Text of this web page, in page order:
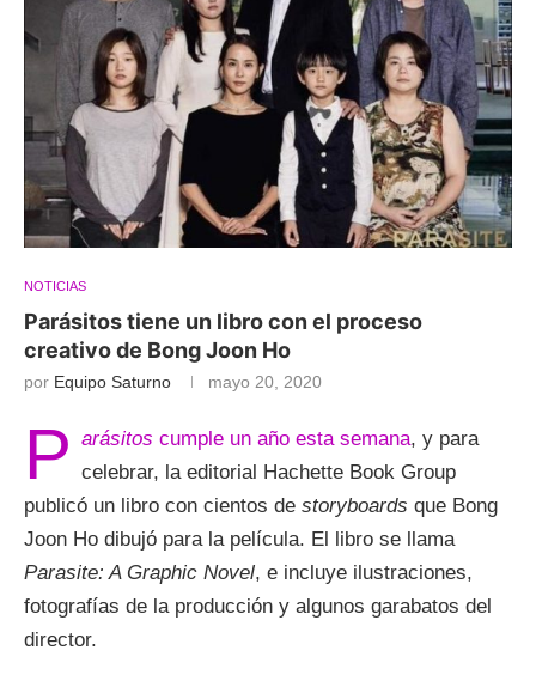
NOTICIAS
Parásitos tiene un libro con el proceso
creativo de Bong Joon Ho
por Equipo Saturno mayo 20, 2020
P arásitos cumple un año esta semana, y para
celebrar, la editorial Hachette Book Group
publicó un libro con cientos de storyboards que Bong
Joon Ho dibujó para la película. El libro se llama
Parasite: A Graphic Novel, e incluye ilustraciones,
fotografías de la producción y algunos garabatos del
director.